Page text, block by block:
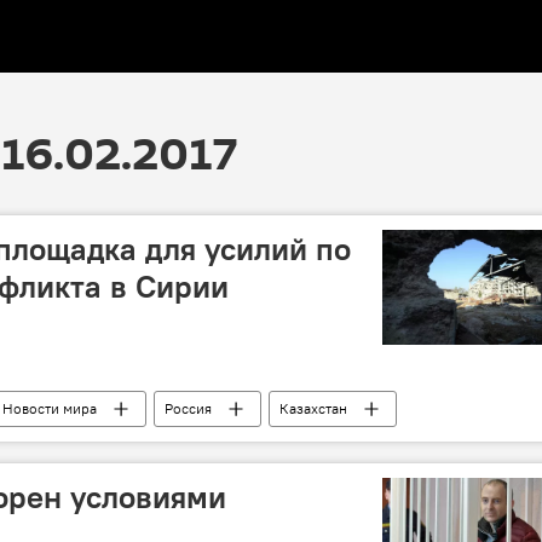
для усилий по
в Сирии
Новости мира Россия
Казахстан
Вершинин Видеомост
Мотивация
условиями